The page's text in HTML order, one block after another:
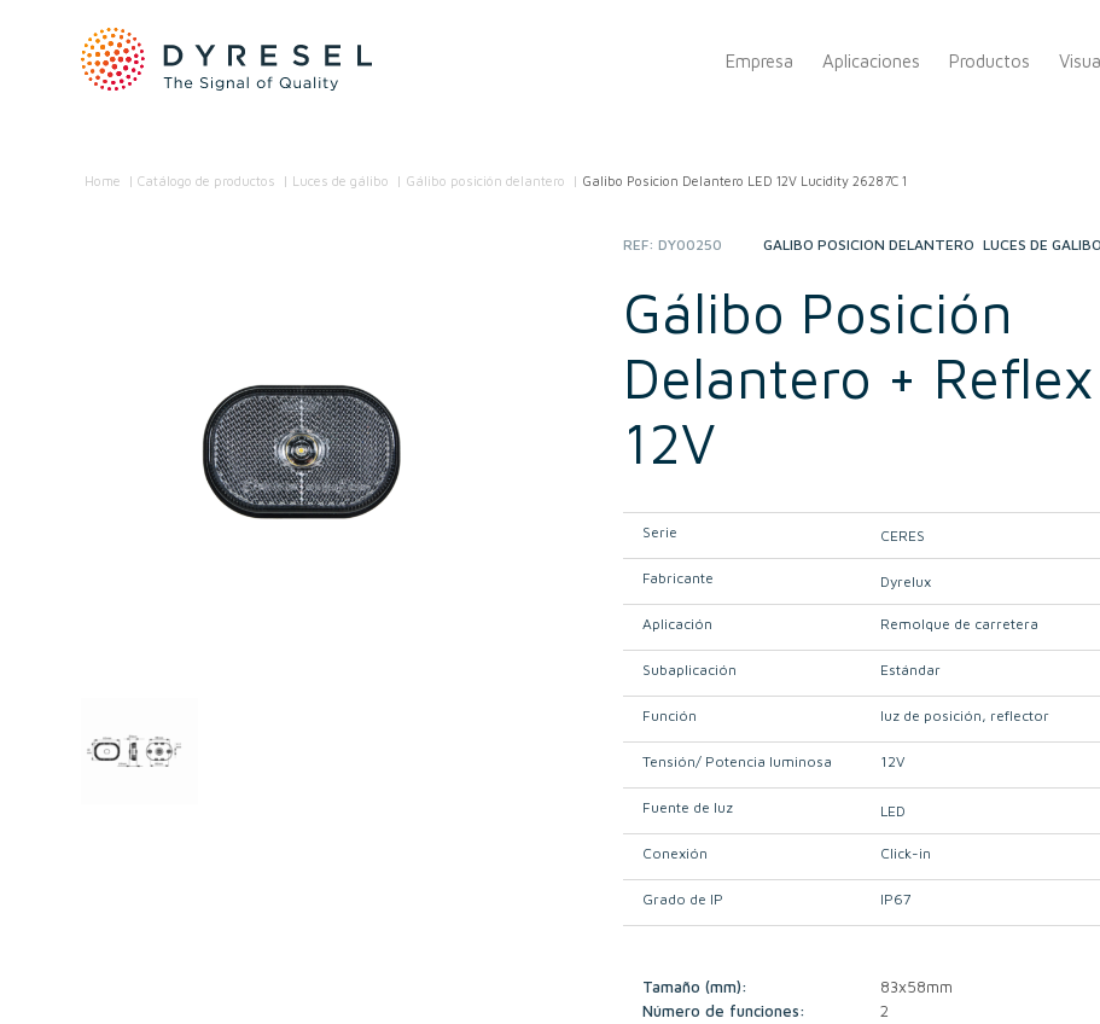
Empresa Aplicaciones Productos
Home /Catálogo de productos Luces de gálibo Gálibo posición delantero Galibo Posicion Delantero LED 12V Lucidity 26287C 1
REF:DY00250
CATEGORIES:GÁLIBO POSICIÓN DELANTERO ,LUCES DE GÁLIBO
Gálibo Posición
Delantero + Reflex
12V
Serie CERES
Fabricante Dyrelux
Aplicación Remolque de carretera
Subaplicación Estándar
Función luz de posición reflector
Tensión/ Potencia luminosa 12V
Fuente de luz LED
Conexión Click-in
Grado de IP IP67
Tamaño (mm):
83x58mm
Número de funciones:
2